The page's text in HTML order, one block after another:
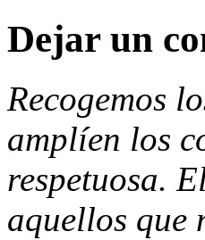
Dejar un
Recogemos
amplíen los
respetuosa.
aquellos que